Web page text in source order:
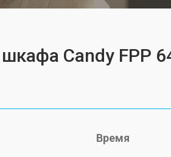
Candy FPP
Время